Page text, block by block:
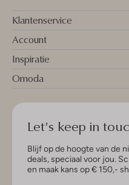
Klantenservice
Account
Inspiratie
Omoda
Let's keep in
Blijf op de hoogte van de
deals, speciaal voor jou.
en maak kans op € 150,-